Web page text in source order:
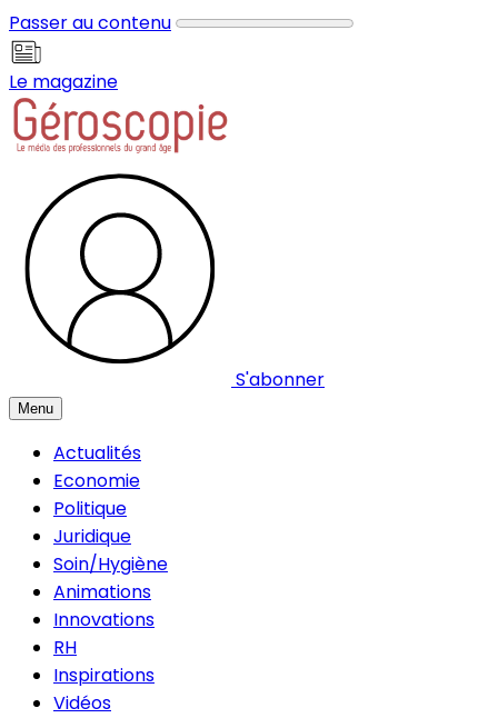
Passer au contenu
Le magazine
S'abonner
Menu
Actualités
Economie
Politique
Juridique
Soin/Hygiène
Animations
Innovations
RH
Inspirations
Vidéos
Panneau de gestion des cookies